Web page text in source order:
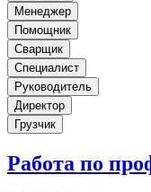
Менеджер
Помощник
Сварщик
Специалист
Руководитель
Директор
Грузчик
Работа по